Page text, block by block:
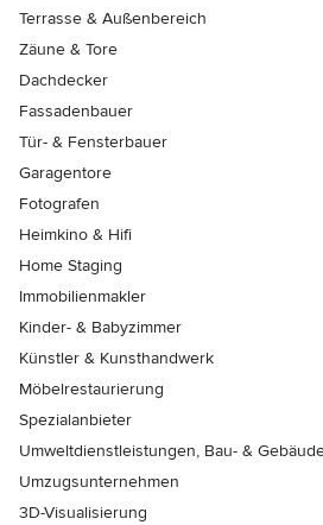
Terrasse & Außenbereich
Zäune & Tore
Dachdecker
Fassadenbauer
Tür- & Fensterbauer
Garagentore
Fotografen
Heimkino & Hifi
Home Staging
Immobilienmakler
Kinder- & Babyzimmer
Künstler & Kunsthandwerk
Möbelrestaurierung
Spezialanbieter
Umweltdienstleistungen, Bau- &
Umzugsunternehmen
3D-Visualisierung